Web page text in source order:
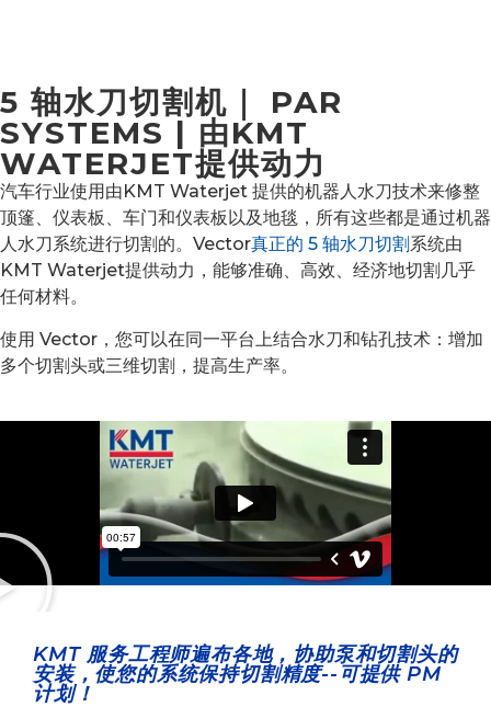
5 轴水刀切割机｜ PAR
SYSTEMS | 由KMT
WATERJET提供动力
汽车行业使用由KMT Waterjet 提供的机器人水刀技术来修整
顶篷、仪表板、车门和仪表板以及地毯，所有这些都是通过机器
人水刀系统进行切割的。 Vector真正的 5 轴水刀切割 系统由
KMT Waterjet提供动力，能够准确、高效、经济地切割几乎
任何材料。
使用 Vector，您可以在同一平台上结合水刀和钻孔技术：增加
多个切割头或三维切割，提高生产率。
KMT 服务工程师遍布各地，协助泵和切割头的
安装，使您的系统保持切割精度--可提供 PM
计划！